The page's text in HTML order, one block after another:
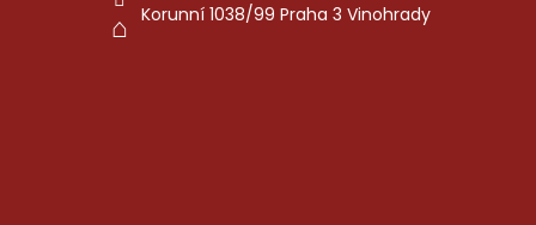
Korunní 1038/99 Praha 3 Vinohrady